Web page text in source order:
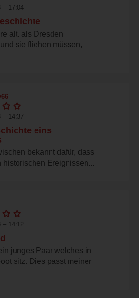
– 17:04
alt, als Dresden
sie fliehen müssen,
– 14:37
eins
bekannt dafür, dass
historischen Ereignissen...
– 14:12
junges Paar welches in
sitz. Dies passt meiner